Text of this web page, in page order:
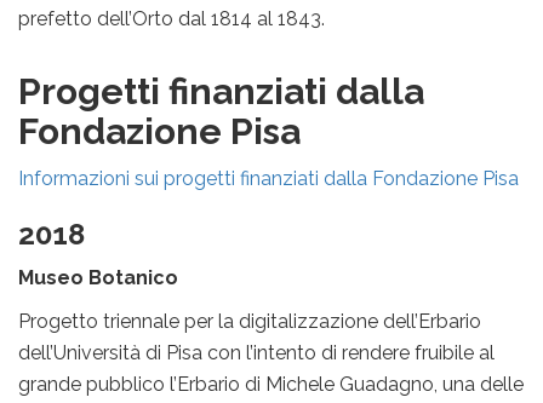
prefetto dell’Orto dal 1814 al 1843.
Progetti finanziati dalla
Fondazione Pisa
Informazioni sui progetti finanziati dalla Fondazione Pisa
2018
Museo Botanico
Progetto triennale per la digitalizzazione dell’Erbario
dell’Università di Pisa con l’intento di rendere fruibile al
grande pubblico l’Erbario di Michele Guadagno, una delle